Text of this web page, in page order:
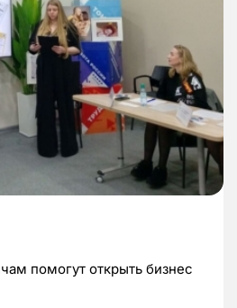
помогут открыть бизнес